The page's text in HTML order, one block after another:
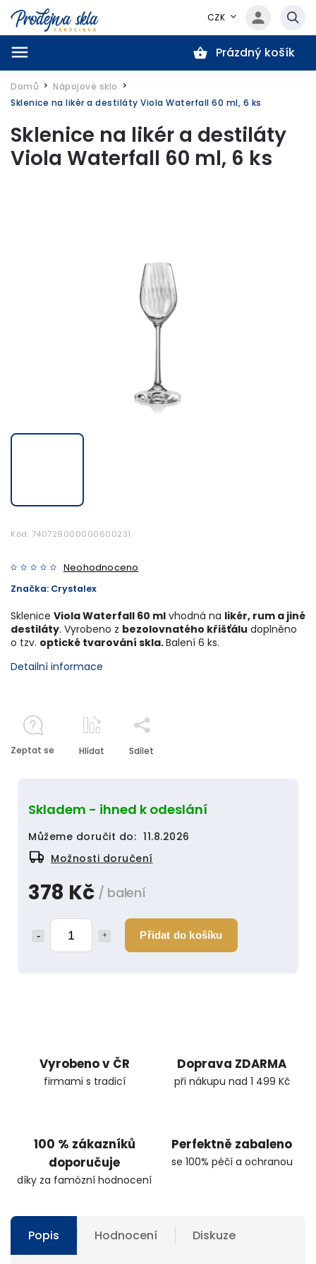
CZK
Prázdný košík
Domů / Nápojové sklo /
Sklenice na likér a destiláty Viola Waterfall 60 ml, 6 ks
Sklenice na likér a destiláty
Viola Waterfall 60 ml, 6 ks
Kód: 740729000000600231
Neohodnoceno
Značka: Crystalex
378 Kč / balení
Přidat do košíku
Skladem - ihned k odeslání
Můžeme doručit do: 11.8.2026
Možnosti doručení
Sklenice Viola Waterfall 60 ml vhodná na likér, rum a jiné
destiláty. Vyrobeno z bezolovnatého křišťálu doplněno
o tzv. optické tvarování skla.Balení 6 ks.
Detailní informace
Zeptat se Hlídat Sdílet
Vyrobeno v ČR
firmami s tradicí
Doprava ZDARMA
při nákupu nad 1 499 Kč
100 % zákazníků
doporučuje
díky za famózní hodnocení
Perfektně zabaleno
se 100% péčí a ochranou
Popis Hodnocení Diskuze